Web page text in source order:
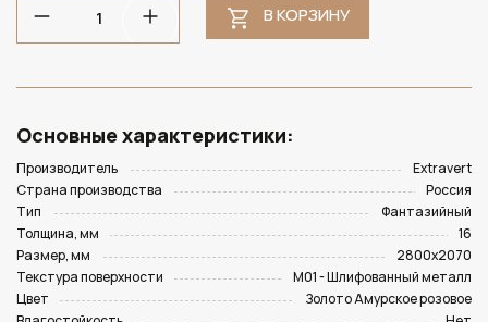
В КОРЗИНУ
Основные характеристики:
Производитель
Extravert
Страна производства
Россия
Тип
Фантазийный
Толщина, мм
16
Размер, мм
2800х2070
Текстура поверхности
M01 - Шлифованный металл
Цвет
Золото Амурское розовое